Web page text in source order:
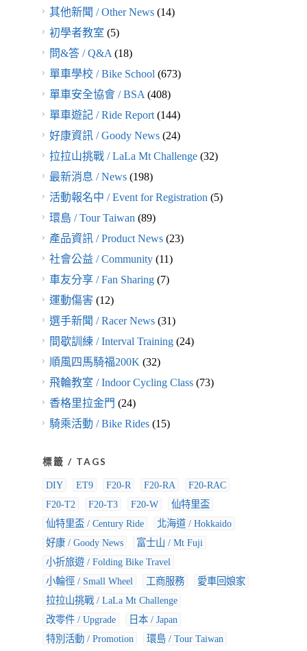
其他新聞 / Other News(14)
初學者教室 (5)
問&答 / Q&A(18)
單車學校 / Bike School(673)
單車安全協會 / BSA(408)
單車遊記 / Ride Report(144)
好康資訊 / Goody News(24)
拉拉山挑戰 / LaLa Mt Challenge(32)
最新消息 / News(198)
活動報名中 / Event for Registration(5)
環島 / Tour Taiwan(89)
產品資訊 / Product News(23)
社會公益 / Community(11)
車友分享 / Fan Sharing(7)
運動傷害(12)
選手新聞 / Racer News(31)
間歇訓練 / Interval Training(24)
順風四馬騎福200K(32)
飛輪教室 / Indoor Cycling Class(73)
香格里拉金門 (24)
騎乘活動 / Bike Rides(15)
標籤 / TAGS
DIY ET9 F20-R F20-RA
F20-RAC
F20-T2
F20-T3 F20-W
仙特里盃
仙特里盃 / Century Ride
北海道 / Hokkaido
好康 / Goody News
富士山 / Mt Fuji
小折旅遊 / Folding Bike Travel
小輪徑 / Small Wheel
工商服務
愛車回娘家
拉拉山挑戰 / LaLa Mt Challenge
改零件 / Upgrade
日本 / Japan
特別活動 / Promotion
環島 / Tour Taiwan